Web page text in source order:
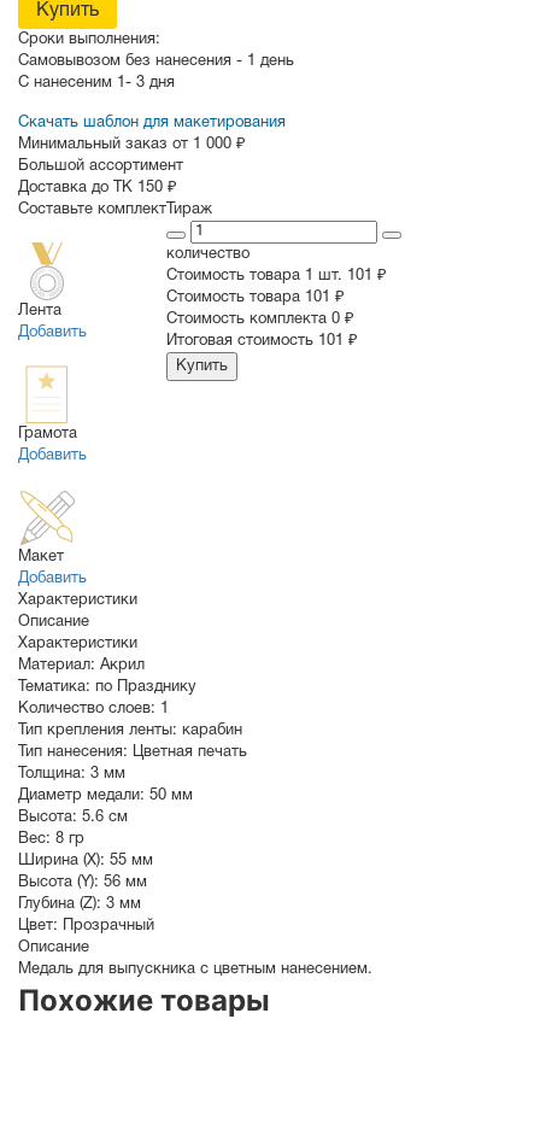
Купить
Сроки выполнения:
Самовывозом без нанесения - 1 день
С нанесеним 1- 3 дня
Скачать шаблон для макетирования
Минимальный заказ от 1 000 ₽
Большой ассортимент
Доставка до ТК 150 ₽
Составьте комплект
Лента
Добавить
Грамота
Добавить
Макет
Добавить
Тираж
количество
Стоимость товара 1 шт. 101 ₽
Cтоимость товара 101 ₽
Стоимость комплекта 0 ₽
Итоговая стоимость 101 ₽
Купить
Характеристики
Описание
Характеристики
Материал: Акрил
Тематика: по Празднику
Количество слоев: 1
Тип крепления ленты: карабин
Тип нанесения: Цветная печать
Толщина: 3 мм
Диаметр медали: 50 мм
Высота: 5.6 см
Вес: 8 гр
Ширина (X): 55 мм
Высота (Y): 56 мм
Глубина (Z): 3 мм
Цвет:
Прозрачный
Описание
Медаль для выпускника с цветным нанесением.
Похожие товары